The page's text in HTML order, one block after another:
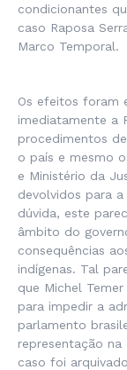
condicionantes
caso Raposa
Marco Temporal.
Os efeitos foram
imediatamente a
procedimentos
o país e mesmo
e Ministério da
devolvidos para a
dúvida, este
âmbito do
consequências
indígenas. Tal
que Michel
para impedir a
parlamento
representação na
caso foi